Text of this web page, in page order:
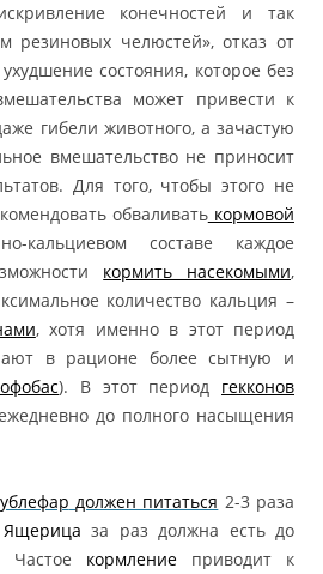
конечностей и так
резиновых челюстей», отказ от
состояния, которое без
может привести к
гибели животного, а зачастую
вмешательство не приносит
Для того, чтобы этого не
обваливатькормовой
кальциевом составе каждое
кормить насекомыми,
количество кальция –
, хотя именно в этот период
в рационе более сытную и
). В этот период гекконов
до полного насыщения
должен питаться 2-3 раза
Ящерица за раз должна есть до
Частое кормление приводит к